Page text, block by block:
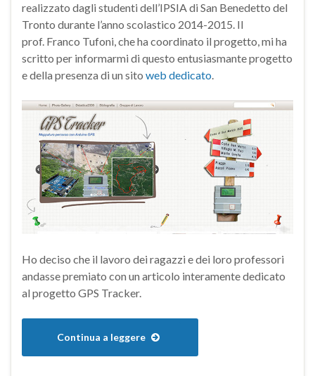
realizzato dagli studenti dell’IPSIA di San Benedetto del
Tronto durante l’anno scolastico 2014-2015. Il
prof. Franco Tufoni, che ha coordinato il progetto, mi ha
scritto per informarmi di questo entusiasmante progetto
e della presenza di un sito web dedicato.
Ho deciso che il lavoro dei ragazzi e dei loro professori
andasse premiato con un articolo interamente dedicato
al progetto GPS Tracker.
Continua a leggere